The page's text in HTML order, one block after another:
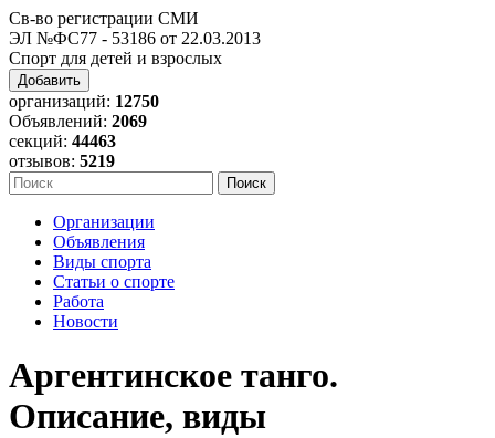
Св-во регистрации СМИ
ЭЛ №ФС77 - 53186 от 22.03.2013
Спорт для детей и взрослых
Добавить
организаций: 12750
Объявлений: 2069
секций: 44463
отзывов: 5219
Организации
Объявления
Виды спорта
Статьи о спорте
Работа
Новости
Аргентинское танго.
Описание, виды